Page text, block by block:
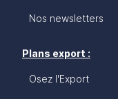
Nos newsletters
Plans export :
Osez l'Export